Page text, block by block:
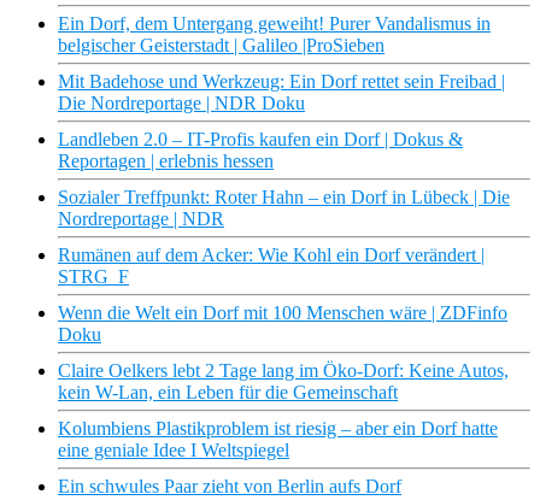
Ein Dorf, dem Untergang geweiht! Purer Vandalismus in
belgischer Geisterstadt | Galileo |ProSieben
Mit Badehose und Werkzeug: Ein Dorf rettet sein Freibad |
Die Nordreportage | NDR Doku
Landleben 2.0 – IT-Profis kaufen ein Dorf | Dokus &
Reportagen | erlebnis hessen
Sozialer Treffpunkt: Roter Hahn – ein Dorf in Lübeck | Die
Nordreportage | NDR
Rumänen auf dem Acker: Wie Kohl ein Dorf verändert |
STRG_F
Wenn die Welt ein Dorf mit 100 Menschen wäre | ZDFinfo
Doku
Claire Oelkers lebt 2 Tage lang im Öko-Dorf: Keine Autos,
kein W-Lan, ein Leben für die Gemeinschaft
Kolumbiens Plastikproblem ist riesig – aber ein Dorf hatte
eine geniale Idee I Weltspiegel
Ein schwules Paar zieht von Berlin aufs Dorf